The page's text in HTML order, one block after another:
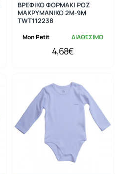
Mon Petit ΔΙΑΘΕΣΙΜΟ
ΒΡΕΦΙΚΟ ΦΟΡΜΑΚΙ ΡΟΖ
ΜΑΚΡΥΜΑΝΙΚΟ 2Μ-9Μ
TWT112238
4,68€